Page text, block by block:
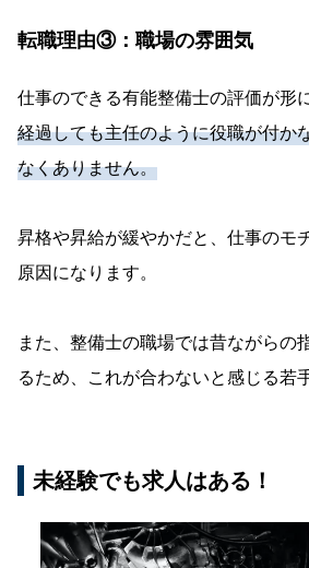
転職理由③：職場の雰囲気
仕事のできる有能整備士の評価が形
経過しても主任のように役職が付か
なくありません。
昇格や昇給が緩やかだと、仕事のモ
原因になります。
また、整備士の職場では昔ながらの
るため、これが合わないと感じる若
未経験でも求人はある！